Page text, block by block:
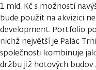
1 mld. Kč s možností
bude použit na akvizici
development. Portfolio
nichž největší je Palác
společnosti kombinuje
držbu již hotových budov